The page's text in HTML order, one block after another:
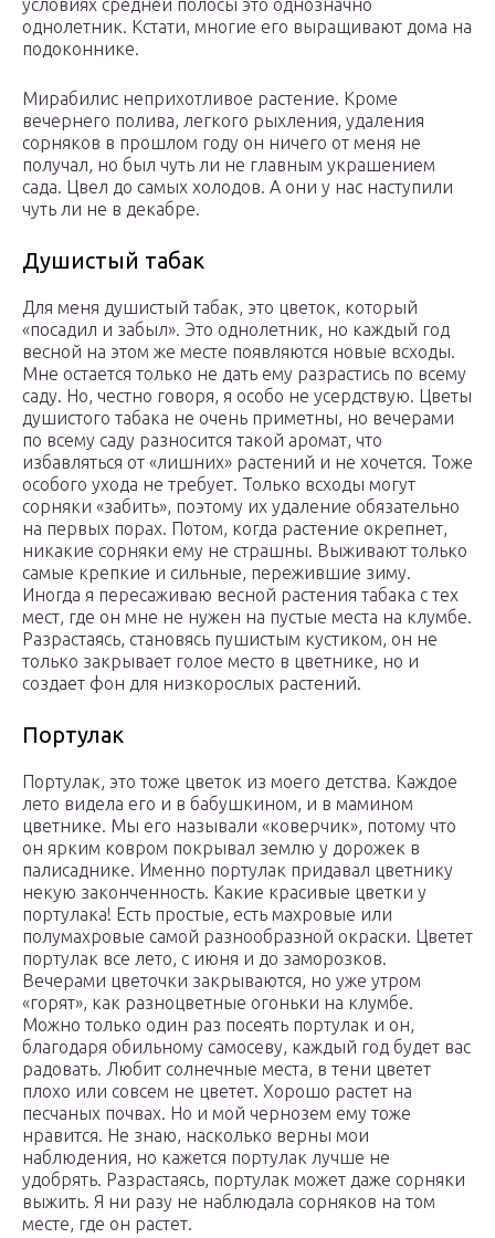
условиях средней полосы это однозначно
однолетник. Кстати, многие его выращивают дома на
подоконнике.
Мирабилис неприхотливое растение. Кроме
вечернего полива, легкого рыхления, удаления
сорняков в прошлом году он ничего от меня не
получал, но был чуть ли не главным украшением
сада. Цвел до самых холодов. А они у нас наступили
чуть ли не в декабре.
Душистый табак
Для меня душистый табак, это цветок, который
«посадил и забыл». Это однолетник, но каждый год
весной на этом же месте появляются новые всходы.
Мне остается только не дать ему разрастись по всему
саду. Но, честно говоря, я особо не усердствую. Цветы
душистого табака не очень приметны, но вечерами
по всему саду разносится такой аромат, что
избавляться от «лишних» растений и не хочется. Тоже
особого ухода не требует. Только всходы могут
сорняки «забить», поэтому их удаление обязательно
на первых порах. Потом, когда растение окрепнет,
никакие сорняки ему не страшны. Выживают только
самые крепкие и сильные, пережившие зиму.
Иногда я пересаживаю весной растения табака с тех
мест, где он мне не нужен на пустые места на клумбе.
Разрастаясь, становясь пушистым кустиком, он не
только закрывает голое место в цветнике, но и
создает фон для низкорослых растений.
Портулак
Портулак, это тоже цветок из моего детства. Каждое
лето видела его и в бабушкином, и в мамином
цветнике. Мы его называли «коверчик», потому что
он ярким ковром покрывал землю у дорожек в
палисаднике. Именно портулак придавал цветнику
некую законченность. Какие красивые цветки у
портулака! Есть простые, есть махровые или
полумахровые самой разнообразной окраски. Цветет
портулак все лето, с июня и до заморозков.
Вечерами цветочки закрываются, но уже утром
«горят», как разноцветные огоньки на клумбе.
Можно только один раз посеять портулак и он,
благодаря обильному самосеву, каждый год будет вас
радовать. Любит солнечные места, в тени цветет
плохо или совсем не цветет. Хорошо растет на
песчаных почвах. Но и мой чернозем ему тоже
нравится. Не знаю, насколько верны мои
наблюдения, но кажется портулак лучше не
удобрять. Разрастаясь, портулак может даже сорняки
выжить. Я ни разу не наблюдала сорняков на том
месте, где он растет.